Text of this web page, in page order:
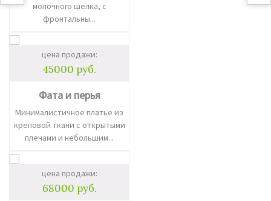
молочного шелка, с
фронтальны...
цена продажи:
45000 руб.
Фата и перья
Минималистичное платье из
креповой ткани с открытыми
плечами и небольшим...
цена продажи:
68000 руб.